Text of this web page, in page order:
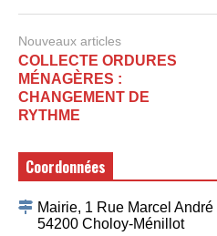
Nouveaux articles
COLLECTE ORDURES
MÉNAGÈRES :
CHANGEMENT DE
RYTHME
Coordonnées
Mairie, 1 Rue Marcel André
54200 Choloy-Ménillot